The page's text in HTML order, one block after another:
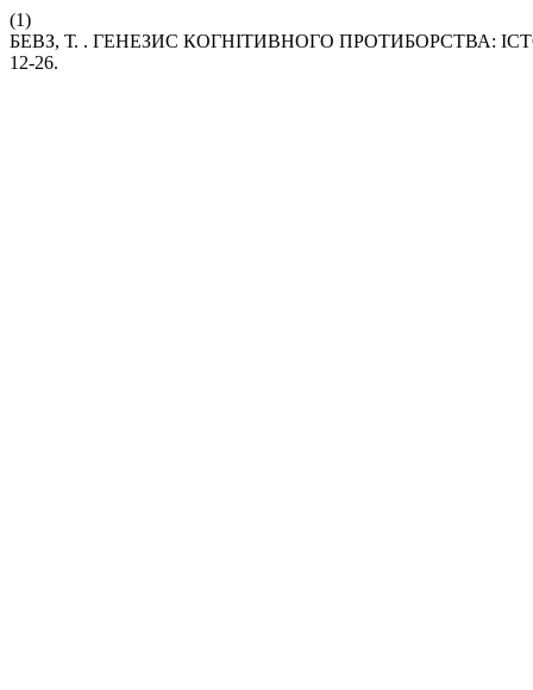
(1)
БЕВЗ, Т. . ГЕНЕЗИС КОГНІТИВНОГО ПРОТИБОРСТВА:
12-26.